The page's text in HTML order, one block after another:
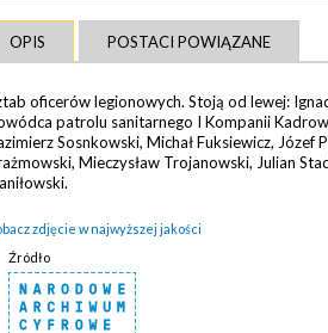
OPIS POSTACI POWIĄZANE
oficerów legionowych. Stoją od lewej:
patrolu sanitarnego I Kompanii
Sosnkowski, Michał Fuksiewicz, Józef
Mieczysław Trojanowski, Julian
zdjęcie w najwyższej jakości
Źródło